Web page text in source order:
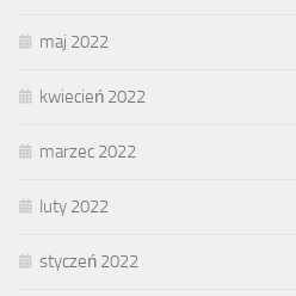
maj 2022
kwiecień 2022
marzec 2022
luty 2022
styczeń 2022